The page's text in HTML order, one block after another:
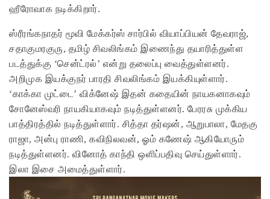
ஹீரோவாக நடிக்கிறார்.
ஸ்ரீரங்கநாதர் மூவி மேக்கர்ஸ் சார்பில் வியாப்பியன் தேவராஜ்,
சதாகுமரகுரு, தமிழ் சிவலிங்கம் இணைந்து தயாரித்துள்ள
படத்துக்கு ‘சென்ட்ரல்’ என்று தலைப்பு வைத்துள்ளனர்.
அறிமுக இயக்குநர் பாரதி சிவலிங்கம் இயக்கியுள்ளார்.
‘காக்கா முட்டை’ விக்னேஷ் இதன் கதையின் நாயகனாகவும்
சோனேஸ்வரி நாயகியாகவும் நடித்துள்ளனர். பேரரசு முக்கிய
பாத்திரத்தில் நடித்துள்ளார். சித்தா தர்ஷன், ஆறுபாலா, மேதகு
ராஜா, அன்பு ராணி, கவிநிலவன், ஓம் கணேஷ் ஆகியோரும்
நடித்துள்ளனர். வினோத் காந்தி ஒளிப்பதிவு செய்துள்ளார்.
இலா இசை அமைத்துள்ளார்.